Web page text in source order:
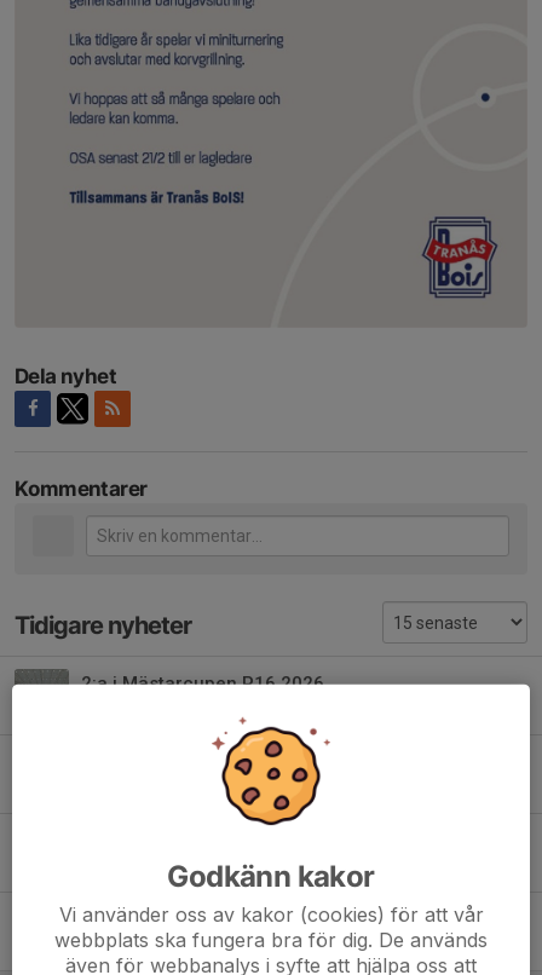
Dela nyhet
Kommentarer
Tidigare nyheter
2:a i Mästarcupen P16 2026
Serieledning för Tranås Bois/IFK Motala P16
9 mar 2025 4
Serie 2:a, P16 Regional Mitt säsongen 24/25 !!!
23 feb 2025 1
Godkänn kakor
Vi använder oss av kakor (cookies) för att vår
webbplats ska fungera bra för dig. De används
även för webbanalys i syfte att hjälpa oss att